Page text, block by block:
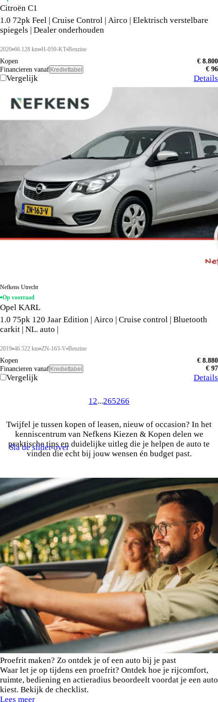
Citroën C1
1.0 72pk Feel | Cruise Control | Airco | Elektrisch verstelbare
spiegels | Dealer onderhouden
2020 66.128 km H-059-KT Benzine
Kopen
€ 8.800
Financieren vanaf Krediettabel € 96
Vergelijk Details
Nefkens Utrecht
Op voorraad
Opel KARL
1.0 75pk 120 Jaar Edition | Airco | Cruise control | Bluetooth
carkit | NL. auto |
2019 46.522 km ZN-163-V Benzine
Kopen
€ 8.880
Financieren vanaf Krediettabel € 97
Vergelijk Details
12...265266
Twijfel je tussen kopen of leasen, nieuw of occasion? In het
kenniscentrum van Nefkens Kiezen & Kopen delen we
praktische tips en duidelijke uitleg die je helpen de auto te
vinden die echt bij jouw wensen én budget past.
Sla de slider over
Proefrit maken? Zo ontdek je of een auto bij je past
Waar let je op tijdens een proefrit? Ontdek hoe je rijcomfort,
ruimte, bediening en actieradius beoordeelt voordat je een auto
kiest. Bekijk de checklist.
Lees meer